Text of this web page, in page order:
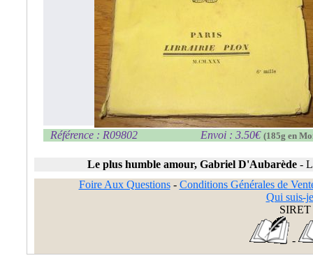
Référence : R09802 Envoi : 3.50€ (185g en
Le plus humble amour, Gabriel D'Aubarède-
Foire Aux Questions- Conditions Générales de
Qui suis-
SIRET
-